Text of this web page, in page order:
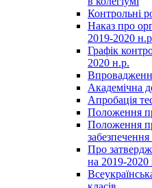
Контрольні
Наказ про
2019-2020
Графік
2020 н.р.
Академічна
Апробація
Положення
Положення
забезпечення
Про
на 2019-2020